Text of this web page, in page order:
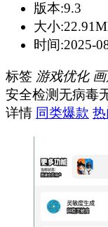
版本:9.3
大小:
时间:2025-
标签 游戏优化
安全检测 无病毒
详情 同类爆款